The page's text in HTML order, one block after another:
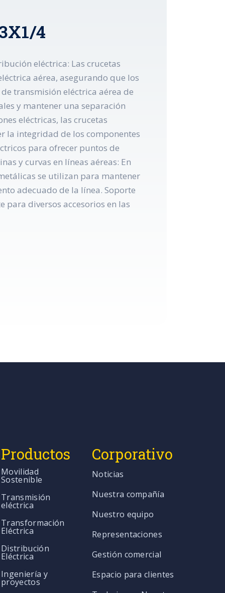
4
eléctrica: Las crucetas
aérea, asegurando que los
transmisión eléctrica aérea de
y mantener una separación
eléctricas, las crucetas
la integridad de los componentes
para ofrecer puntos de
y curvas en líneas aéreas: En
se utilizan para mantener
adecuado de la línea. Soporte
para diversos accesorios en las
Productos
Movilidad
Sostenible
Transmisión
eléctrica
Transformación
Eléctrica
Distribución
Eléctrica
Ingeniería y
proyectos
Corporativo
Noticias
Nuestra compañía
Nuestro equipo
Representaciones
Gestión comercial
Espacio para clientes